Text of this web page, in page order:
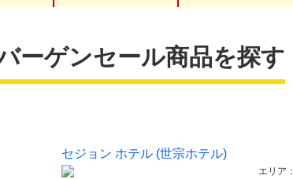
ーゲンセール商品を探す
セジョン ホテル (世宗ホテル)
エリア：